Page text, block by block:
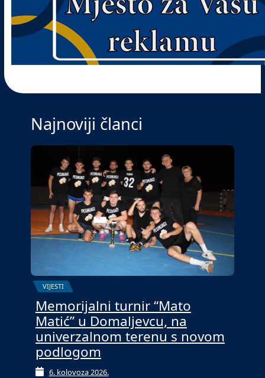
Najnoviji članci
VIJESTI
Memorijalni turnir “Mato
Matić” u Domaljevcu, na
univerzalnom terenu s novom
podlogom
6. kolovoza 2026.